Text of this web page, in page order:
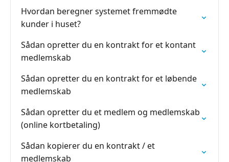
Hvordan beregner systemet fremmødte
kunder i huset?
Sådan opretter du en kontrakt for et kontant
medlemskab
Sådan opretter du en kontrakt for et løbende
medlemskab
Sådan opretter du et medlem og medlemskab
(online kortbetaling)
Sådan kopierer du en kontrakt / et
medlemskab